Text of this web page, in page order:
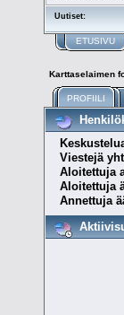
Uutiset:
ETUSIVU
Karttaselaimen
PROFIILI
Viestejä
Aloitettuja
Aloitettuja
Annettuja